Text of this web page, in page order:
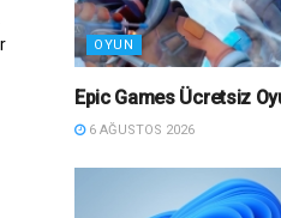
OYUN
Epic Games Ücretsiz
6 AĞUSTOS 2026